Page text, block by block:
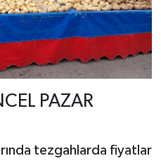
PAZAR
tezgahlarda fiyatlar